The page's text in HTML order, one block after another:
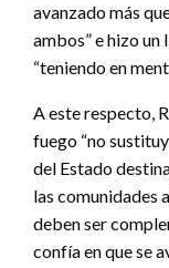
avanzado más
ambos” e hizo
“teniendo en
A este respecto,
fuego “no
del Estado
las comunidades
deben ser
confía en que se